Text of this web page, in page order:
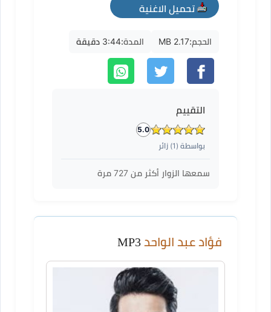
تحميل الاغنية
mp3
الحجم:2.17 MB المدة:3:44 دقيقة
التقييم
5.0
بواسطة ( 1) زائر
سمعها الزوار أكثر من 727 مرة
فؤاد عبد الواحد